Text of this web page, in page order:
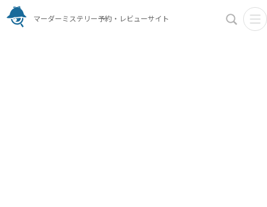
マーダーミステリー予約・レビューサイト